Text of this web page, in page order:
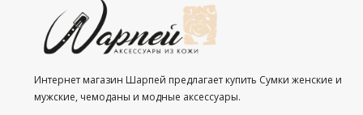
Интернет магазин Шарпей предлагает купить Сумки женские и
мужские, чемоданы и модные аксессуары.